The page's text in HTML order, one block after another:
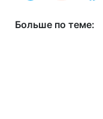
Больше по теме: